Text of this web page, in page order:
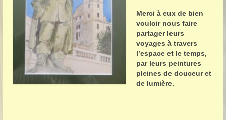
Merci à eux de bien
vouloir nous faire
partager leurs
voyages à travers
l’espace et le temps,
par leurs peintures
pleines de douceur et
de lumière.